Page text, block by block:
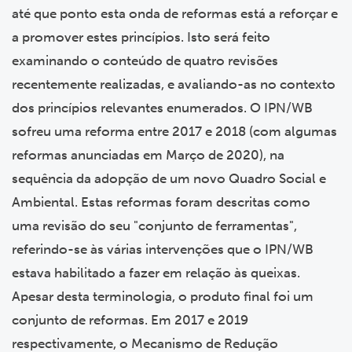
até que ponto esta onda de reformas está a reforçar e
a promover estes princípios. Isto será feito
examinando o conteúdo de quatro revisões
recentemente realizadas, e avaliando-as no contexto
dos princípios relevantes enumerados. O IPN/WB
sofreu uma reforma entre 2017 e 2018 (com algumas
reformas anunciadas em Março de 2020), na
sequência da adopção de um novo Quadro Social e
Ambiental. Estas reformas foram descritas como
uma revisão do seu "conjunto de ferramentas",
referindo-se às várias intervenções que o IPN/WB
estava habilitado a fazer em relação às queixas.
Apesar desta terminologia, o produto final foi um
conjunto de reformas. Em 2017 e 2019
respectivamente, o Mecanismo de Redução